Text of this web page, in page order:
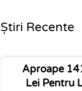
Știri Recente
Aproape
Lei Pentru